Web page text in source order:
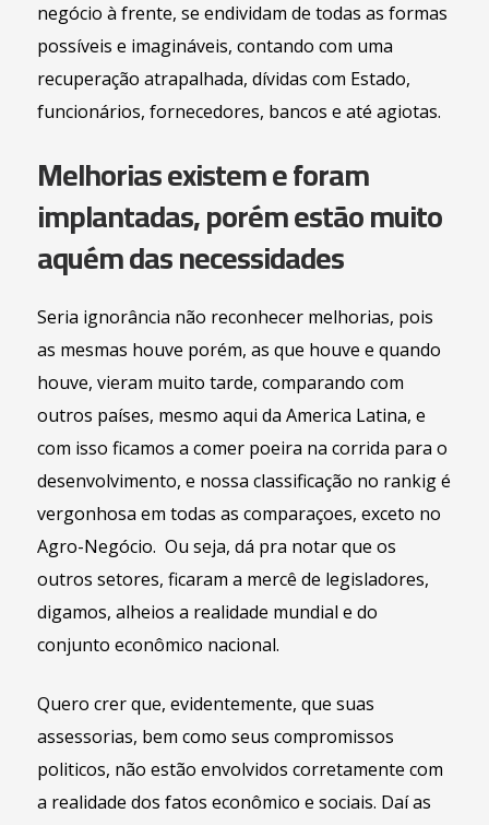
negócio à frente, se endividam de todas as formas
possíveis e imagináveis, contando com uma
recuperação atrapalhada, dívidas com Estado,
funcionários, fornecedores, bancos e até agiotas.
Melhorias existem e foram
implantadas, porém estão muito
aquém das necessidades
Seria ignorância não reconhecer melhorias, pois
as mesmas houve porém, as que houve e quando
houve, vieram muito tarde, comparando com
outros países, mesmo aqui da America Latina, e
com isso ficamos a comer poeira na corrida para o
desenvolvimento, e nossa classificação no rankig é
vergonhosa em todas as comparaçoes, exceto no
Agro-Negócio. Ou seja, dá pra notar que os
outros setores, ficaram a mercê de legisladores,
digamos, alheios a realidade mundial e do
conjunto econômico nacional.
Quero crer que, evidentemente, que suas
assessorias, bem como seus compromissos
politicos, não estão envolvidos corretamente com
a realidade dos fatos econômico e sociais. Daí as